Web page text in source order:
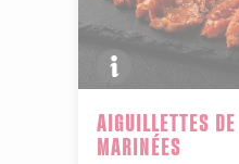
AIGUILLETTES
MARINÉES